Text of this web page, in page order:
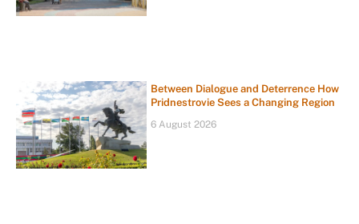
Between Dialogue and Deterrence How
Pridnestrovie Sees a Changing Region
6 August 2026